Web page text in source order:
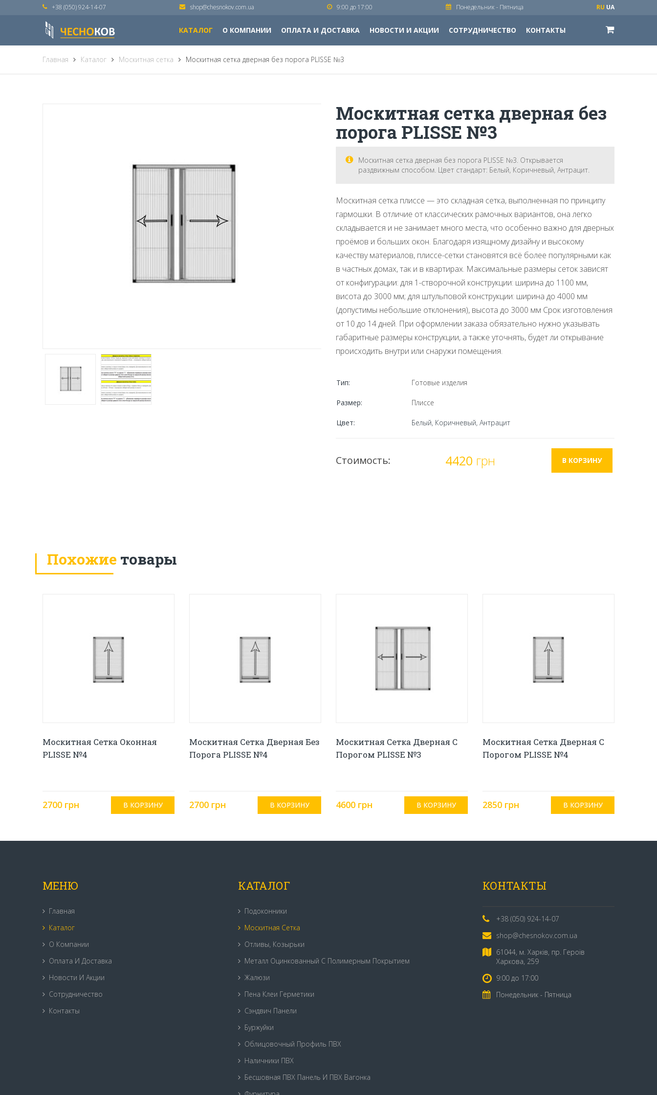
КАТАЛОГ О КОМПАНИИ ОПЛАТА И ДОСТАВКА НОВОСТИ И АКЦИИ СОТРУДНИЧЕСТВО КОНТАКТЫ
+38 (050) 924-14-07 shop@chesnokov.com.ua 9:00 до 17:00 Понедельник - Пятница RU UA
Главная Каталог Москитная сетка Москитная сетка дверная без порога PLISSE №3
Москитная сетка дверная без
порога PLISSE №3
Москитная сетка дверная без порога PLISSE №3. Открывается
раздвижным способом. Цвет стандарт: Белый, Коричневый, Антрацит.
Москитная сетка плиссе — это складная сетка, выполненная по принципу
гармошки. В отличие от классических рамочных вариантов, она легко
складывается и не занимает много места, что особенно важно для дверных
проёмов и больших окон. Благодаря изящному дизайну и высокому
качеству материалов, плиссе-сетки становятся всё более популярными как
в частных домах, так и в квартирах. Максимальные размеры сеток зависят
от конфигурации: для 1-створочной конструкции: ширина до 1100 мм,
висота до 3000 мм; для штульповой конструкции: ширина до 4000 мм
(допустимы небольшие отклонения), высота до 3000 мм Срок изготовления
от 10 до 14 дней. При оформлении заказа обязательно нужно указывать
габаритные размеры конструкции, а также уточнять, будет ли открывание
происходить внутри или снаружи помещения.
Тип: Готовые изделия
Размер: Плиссе
Цвет: Белый, Коричневый, Антрацит
Стоимость: 4420 грн
Похожие товары
Москитная Сетка Оконная
PLISSE №4
2700 грн
Москитная Сетка Дверная Без
Порога PLISSE №4
2700 грн
Москитная Сетка Дверная С
Порогом PLISSE №3
4600 грн
Москитная Сетка Дверная С
Порогом PLISSE №4
2850 грн
МЕНЮ
Главная
Каталог
О Компании
Оплата И Доставка
Новости И Акции
Сотрудничество
Контакты
КАТАЛОГ
Подоконники
Москитная Сетка
Отливы, Козырьки
Металл Оцинкованный С Полимерным Покрытием
Жалюзи
Пена Клеи Герметики
Сэндвич Панели
Буржуйки
Облицовочный Профиль ПВХ
Наличники ПВХ
Бесшовная ПВХ Панель И ПВХ Вагонка
КОНТАКТЫ
+38 (050) 924-14-07
shop@chesnokov.com.ua
61044, м. Харків, пр. Героїв
Харкова, 259
9:00 до 17:00
Понедельник - Пятница